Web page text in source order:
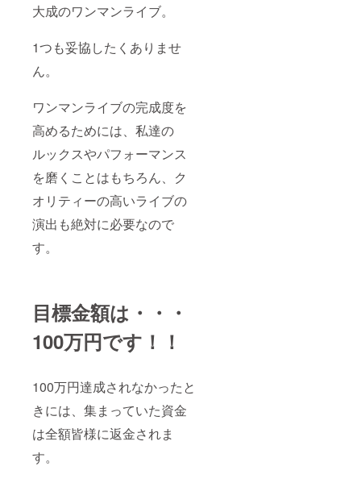
大成のワンマンライブ。
1つも妥協したくありませ
ん。
ワンマンライブの完成度を
高めるためには、私達の
ルックスやパフォーマンス
を磨くことはもちろん、ク
オリティーの高いライブの
演出も絶対に必要なので
す。
目標金額は・・・
100万円です！！
100万円達成されなかったと
きには、集まっていた資金
は全額皆様に返金されま
す。